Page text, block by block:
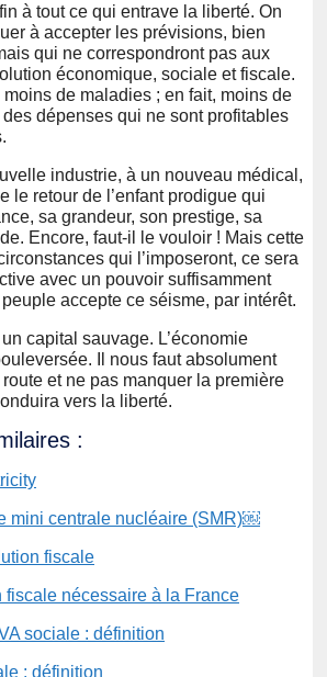
à tout ce qui entrave la liberté. On
à accepter les prévisions, bien
qui ne correspondront pas aux
économique, sociale et fiscale.
de maladies ; en fait, moins de
dépenses qui ne sont profitables
industrie, à un nouveau médical,
le retour de l’enfant prodigue qui
sa grandeur, son prestige, sa
Encore, faut-il le vouloir ! Mais cette
qui l’imposeront, ce sera
avec un pouvoir suffisamment
accepte ce séisme, par intérêt.
un capital sauvage. L’économie
Il nous faut absolument
et ne pas manquer la première
vers la liberté.
:
mini centrale nucléaire (SMR)￼
fiscale nécessaire à la France
: définition